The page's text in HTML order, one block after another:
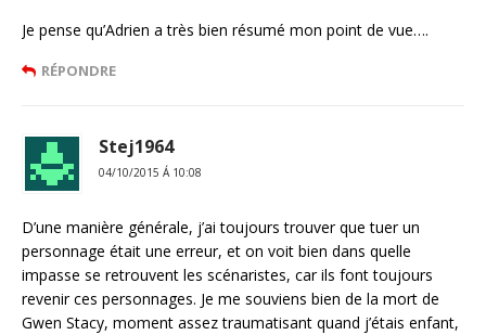
Je pense qu’Adrien a très bien résumé mon point de vue….
RÉPONDRE
Stej1964
04/10/2015 Á 10:08
D’une manière générale, j’ai toujours trouver que tuer un
personnage était une erreur, et on voit bien dans quelle
impasse se retrouvent les scénaristes, car ils font toujours
revenir ces personnages. Je me souviens bien de la mort de
Gwen Stacy, moment assez traumatisant quand j’étais enfant,